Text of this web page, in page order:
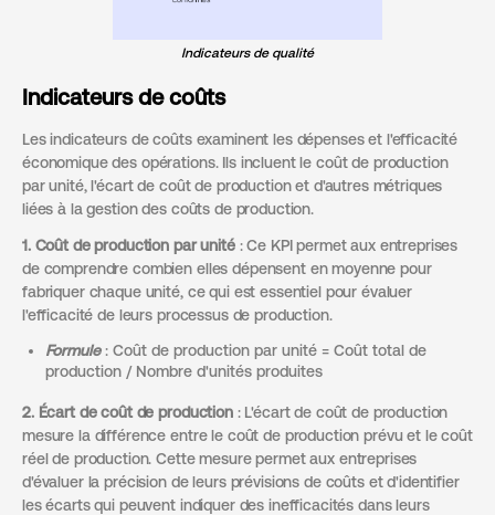
Indicateurs de qualité
Indicateurs de coûts
Les indicateurs de coûts examinent les dépenses et l'efficacité
économique des opérations. Ils incluent le coût de production
par unité, l'écart de coût de production et d'autres métriques
liées à la gestion des coûts de production.
1. Coût de production par unité: Ce KPI permet aux entreprises
de comprendre combien elles dépensent en moyenne pour
fabriquer chaque unité, ce qui est essentiel pour évaluer
l'efficacité de leurs processus de production.
Formule: Coût de production par unité = Coût total de
production / Nombre d'unités produites
2. Écart de coût de production: L'écart de coût de production
mesure la différence entre le coût de production prévu et le coût
réel de production. Cette mesure permet aux entreprises
d'évaluer la précision de leurs prévisions de coûts et d'identifier
les écarts qui peuvent indiquer des inefficacités dans leurs